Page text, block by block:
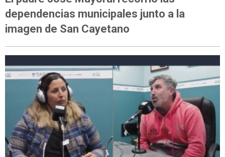
dependencias municipales junto a la
imagen de San Cayetano